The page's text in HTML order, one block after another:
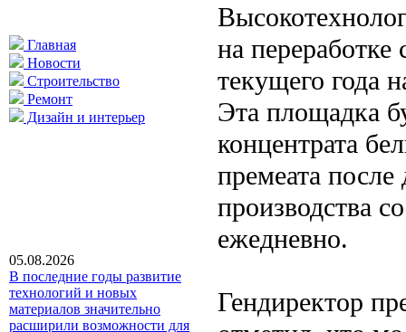
Главная
Новости
Строительство
Ремонт
Дизайн и интерьер
05.08.2026
В последние годы развитие
технологий и новых
материалов значительно
расширили возможности для
на переработке
текущего года
Эта площадка
концентрата
премеата
производства
ежедневно.
Гендиректор